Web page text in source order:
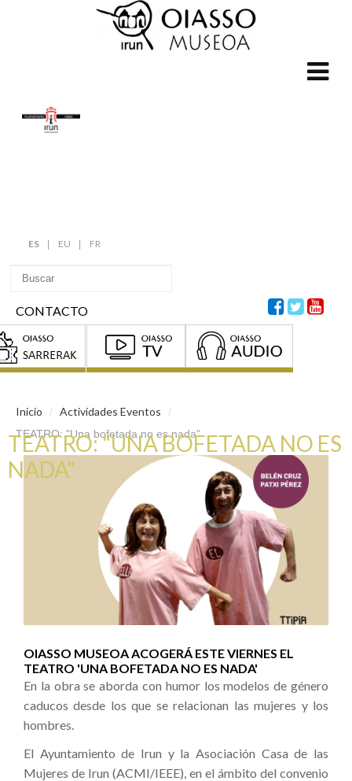
ES EU FR
CONTACTO
Inicio / Actividades Eventos
/
TEATRO: "Una bofetada no es nada"
TEATRO: "UNA BOFETADA NO ES
NADA"
OIASSO MUSEOA ACOGERÁ ESTE VIERNES EL
TEATRO 'UNA BOFETADA NO ES NADA'
En la obra se aborda con humor los modelos de género
caducos desde los que se relacionan las mujeres y los
hombres.
El Ayuntamiento de Irun y la Asociación Casa de las
Mujeres de Irun (ACMI/IEEE), en el ámbito del convenio